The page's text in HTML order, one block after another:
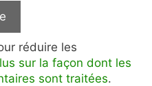
réduire les
sur la façon dont les
sont traitées.